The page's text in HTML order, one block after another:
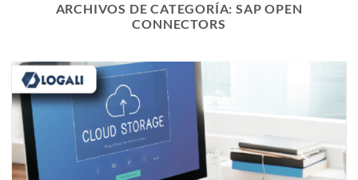
ARCHIVOS DE CATEGORÍA: SAP OPEN
CONNECTORS